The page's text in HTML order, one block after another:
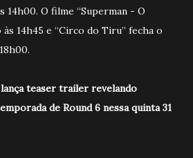
14h00. O filme “Superman - O
14h45 e “Circo do Tiru” fecha o
teaser trailer revelando
de Round 6 nessa quinta 31